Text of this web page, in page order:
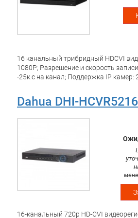
16 канальный трибридный HDCVI
1080P; Разрешение и скорость
-25к.с на канал; Поддержка IP камер:
1Gb; USB 2.0 - 2 порта; Аудио вх. вых
RS485; Поддержка: iOS, Android;
Dahua DHI-
16-канальный 720р HD-CVI